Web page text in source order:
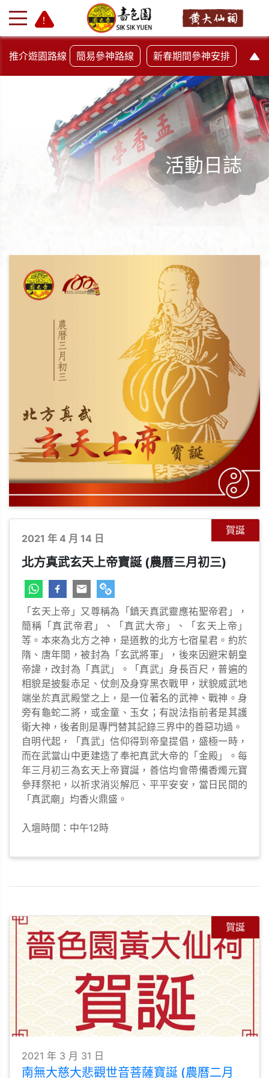
+
推介遊園路線 簡易參神路線 新春期間參神安排
活動日誌
賀誕
2021 年 4 月 14 日
北方真武玄天上帝寶誕 (農曆三月初三)
「玄天上帝」又尊稱為「鎮天真武靈應祐聖帝君」，
簡稱「真武帝君」、「真武大帝」、「玄天上帝」
等。本來為北方之神，是道教的北方七宿星君。約於
隋、唐年間，被封為「玄武將軍」，後來因避宋朝皇
帝諱，改封為「真武」。「真武」身長百尺，普遍的
相貌是披髮赤足、仗劍及身穿黑衣戰甲，狀貌威武地
端坐於真武殿堂之上，是一位著名的武神、戰神。身
旁有龜蛇二將，或金童、玉女；有說法指前者是其護
衛大神，後者則是專門替其記錄三界中的善惡功過。
自明代起，「真武」信仰得到帝皇提倡，盛極一時，
而在武當山中更建造了奉祀真武大帝的「金殿」。每
年三月初三為玄天上帝寶誕，善信均會帶備香燭元寶
參拜祭祀，以祈求消災解厄、平平安安，當日民間的
「真武廟」均香火鼎盛。
入壇時間：中午12時
賀誕
2021 年 3 月 31 日
南無大慈大悲觀世音菩薩寶誕 (農曆二月